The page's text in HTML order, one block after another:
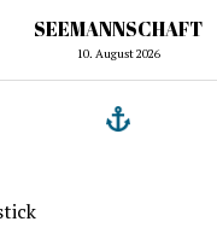
SEEMANNSCHAFT
10. August 2026